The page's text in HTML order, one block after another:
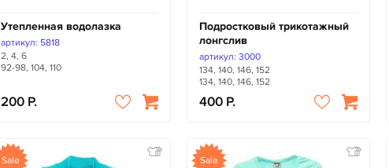
Утепленная водолазка
артикул: 5818
2, 4, 6
92-98, 104, 110
200
Подростковый трикотажный
лонгслив
артикул: 3000
134, 140, 146, 152
134, 140, 146, 152
400
Sale Sale